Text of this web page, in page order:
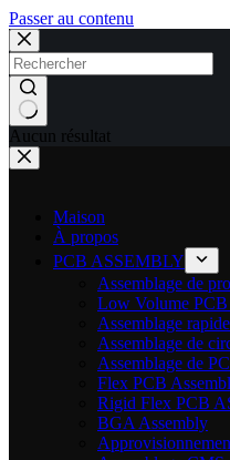
Passer au contenu
Aucun résultat
Maison
À propos
PCB ASSEMBLY
Assemblage de
Low Volume PCB
Assemblage
Assemblage de
Assemblage de
Flex PCB
Rigid Flex PCB
BGA Assembly